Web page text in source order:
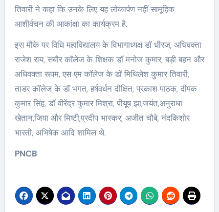
तिवारी ने कहा कि उनके लिए यह लोकार्पण नहीं सामूहिक
आशीर्वचन की आकांक्षा का कार्यक्रम है.
इस मौके पर विधि महाविद्यालय के विभागाध्यक्ष डॉ धीरज, अधिवक्ता
राजेश राय, सबौर कॉलेज के शिक्षक डॉ मनोज कुमार, बड़ी बहन और
अधिवक्ता रूपम, एस एम कॉलेज के डॉ मिथिलेश कुमार तिवारी,
ताडर कॉलेज के डॉ भगत, हर्षवर्धन दीक्षित, प्रकाश पाठक, दीपक
कुमार सिंह, डॉ वीरेंद्र कुमार मिश्रा, पीयूष झा,जयंत,अनुराधा
खेतान,जिया और मिष्टी,प्रदीप भास्कर, अजीत चौबे, नंदकिशोर
भारती, अभिषेक आदि शामिल थे.
PNCB